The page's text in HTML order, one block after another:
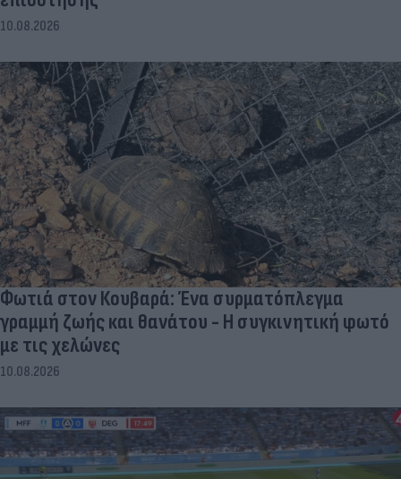
10.08.2026
Φωτιά στον Κουβαρά: Ένα συρματόπλεγμα
γραμμή ζωής και θανάτου - Η συγκινητική φωτό
με τις χελώνες
10.08.2026